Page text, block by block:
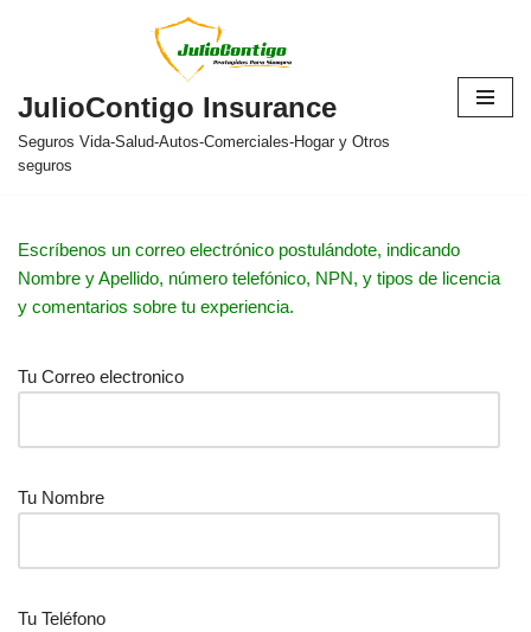
contenido
JulioContigo Insurance
Seguros Vida-Salud-Autos-Comerciales-Hogar y Otros
seguros
Escríbenos un correo electrónico postulándote, indicando
Nombre y Apellido, número telefónico, NPN, y tipos de licencia
y comentarios sobre tu experiencia.
Tu Correo electronico
Tu Nombre
Tu Teléfono